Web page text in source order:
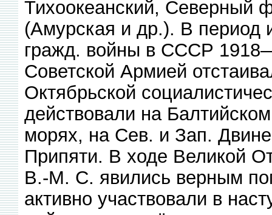
Тихоокеанский, Северный
(Амурская и др.). В период
гражд. войны в СССР
Советской Армией
Октябрьской
действовали на
морях, на Сев. и Зап.
Припяти. В ходе Великой
В.-М. С. явились верным
активно участвовали в